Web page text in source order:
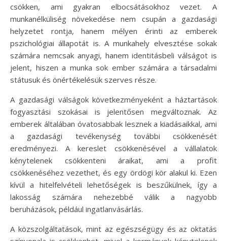
csökken, ami gyakran elbocsátásokhoz vezet. A
munkanélküliség növekedése nem csupán a gazdasági
helyzetet rontja, hanem mélyen érinti az emberek
pszichológiai állapotát is. A munkahely elvesztése sokak
számára nemcsak anyagi, hanem identitásbeli válságot is
jelent, hiszen a munka sok ember számára a társadalmi
státusuk és önértékelésük szerves része.
A gazdasági válságok következményeként a háztartások
fogyasztási szokásai is jelentősen megváltoznak. Az
emberek általában óvatosabbak lesznek a kiadásaikkal, ami
a gazdasági tevékenység további csökkenését
eredményezi. A kereslet csökkenésével a vállalatok
kénytelenek csökkenteni áraikat, ami a profit
csökkenéséhez vezethet, és egy ördögi kör alakul ki. Ezen
kívül a hitelfelvételi lehetőségek is beszűkülnek, így a
lakosság számára nehezebbé válik a nagyobb
beruházások, például ingatlanvásárlás.
A közszolgáltatások, mint az egészségügy és az oktatás